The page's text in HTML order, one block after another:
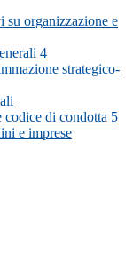
organizzazione e
4
strategico-
codice di condotta 5
e imprese